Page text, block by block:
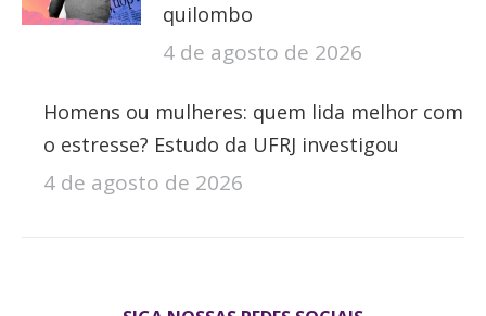
quilombo
4 de agosto de 2026
Homens ou mulheres: quem lida melhor com
o estresse? Estudo da UFRJ investigou
4 de agosto de 2026